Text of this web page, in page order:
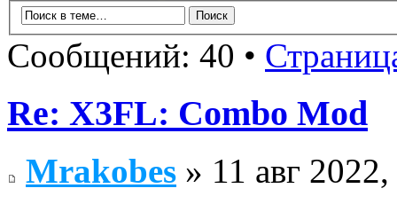
Сообщений: 40 •
Re: X3FL: Combo Mod
Mrakobes » 11 авг